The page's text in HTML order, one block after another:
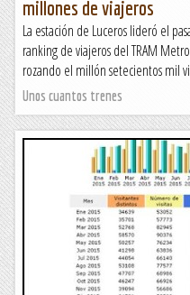
millones de viajeros
La estación de Luceros lideró el
ranking de viajeros del TRAM
rozando el millón setecientos mil
Unos cuantos trenes